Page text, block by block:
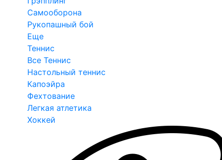
Самооборона
Рукопашный бой
Еще
Теннис
Все Теннис
Настольный теннис
Капоэйра
Фехтование
Легкая атлетика
Хоккей